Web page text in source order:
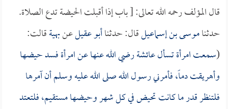
قال المؤلف رحمه الله تعالى: [ باب إذا أقبلت الحيضة تدع الصلاة.
حدثناموسى بن إسماعيلقال: حدثناأبو عقيلعنبهيةقالت:
(سمعت امرأة تسألعائشةرضي الله عنها عن امرأة فسد حيضها
وأهريقت دماً، فأمرني رسول الله صلى الله عليه وسلم أن آمرها
فلتنظر قدر ما كانت تحيض في كل شهر وحيضها مستقيم، فلتعتد